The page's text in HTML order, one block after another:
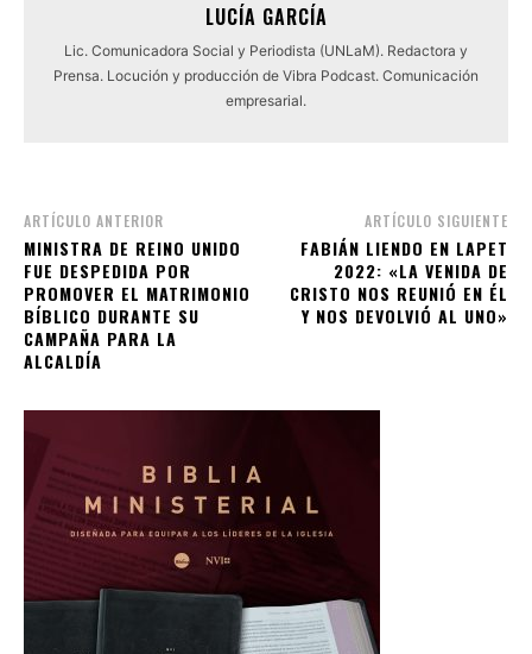
LUCÍA GARCÍA
Lic. Comunicadora Social y Periodista (UNLaM). Redactora y
Prensa. Locución y producción de Vibra Podcast. Comunicación
empresarial.
ARTÍCULO ANTERIOR
MINISTRA DE REINO UNIDO
FUE DESPEDIDA POR
PROMOVER EL MATRIMONIO
BÍBLICO DURANTE SU
CAMPAÑA PARA LA
ALCALDÍA
ARTÍCULO SIGUIENTE
FABIÁN LIENDO EN LAPET
2022: «LA VENIDA DE
CRISTO NOS REUNIÓ EN ÉL
Y NOS DEVOLVIÓ AL UNO»